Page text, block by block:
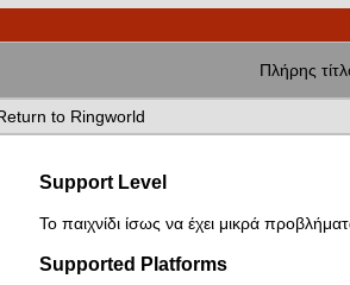
Πλήρης
to Ringworld
Support Level
Το παιχνίδι ίσως να έχει μικρά
Supported Platforms